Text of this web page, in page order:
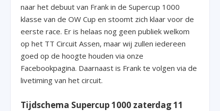
naar het debuut van Frank in de Supercup 1000
klasse van de OW Cup en stoomt zich klaar voor de
eerste race. Er is helaas nog geen publiek welkom
op het TT Circuit Assen, maar wij zullen iedereen
goed op de hoogte houden via onze
Facebookpagina. Daarnaast is Frank te volgen via de
livetiming van het circuit.
Tijdschema Supercup 1000 zaterdag 11